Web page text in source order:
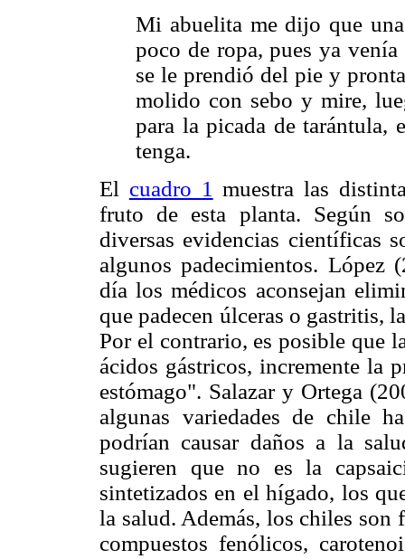
Mi abuelita me dijo que
poco de ropa, pues ya
se le prendió del pie y
molido con sebo y mire,
para la picada de
tenga.
El cuadro 1 muestra las
fruto de esta planta. Según
diversas evidencias científicas
algunos padecimientos. López
día los médicos aconsejan
que padecen úlceras o gastritis,
Por el contrario, es posible que
ácidos gástricos, incremente la
estómago". Salazar y Ortega
algunas variedades de chile
podrían causar daños a la
sugieren que no es la
sintetizados en el hígado, los
la salud. Además, los chiles
compuestos fenólicos,